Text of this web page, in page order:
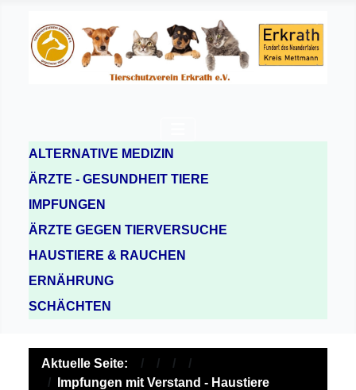
ALTERNATIVE MEDIZIN
ÄRZTE - GESUNDHEIT TIERE
IMPFUNGEN
ÄRZTE GEGEN TIERVERSUCHE
HAUSTIERE & RAUCHEN
ERNÄHRUNG
SCHÄCHTEN
Aktuelle Seite:
Impfungen mit Verstand - Haustiere